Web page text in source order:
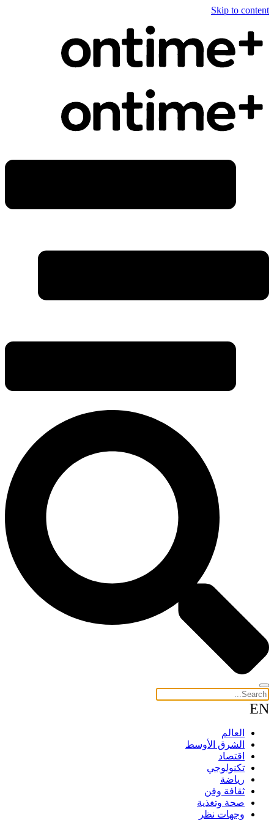
Skip to content
EN
العالم
الشرق الأوسط
اقتصاد
تكنولوجي
رياضة
ثقافة وفن
صحة وتغذية
وجهات نظر